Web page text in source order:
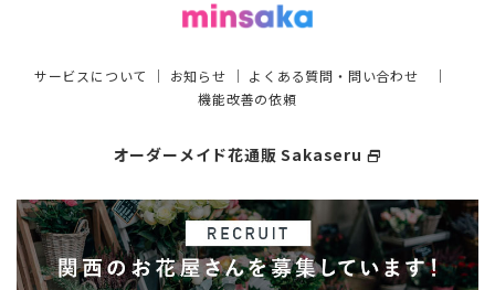
サービスについて ｜ お知らせ ｜ よくある質問・問い合わせ ｜
機能改善の依頼
オーダーメイド花通販 Sakaseru select_window